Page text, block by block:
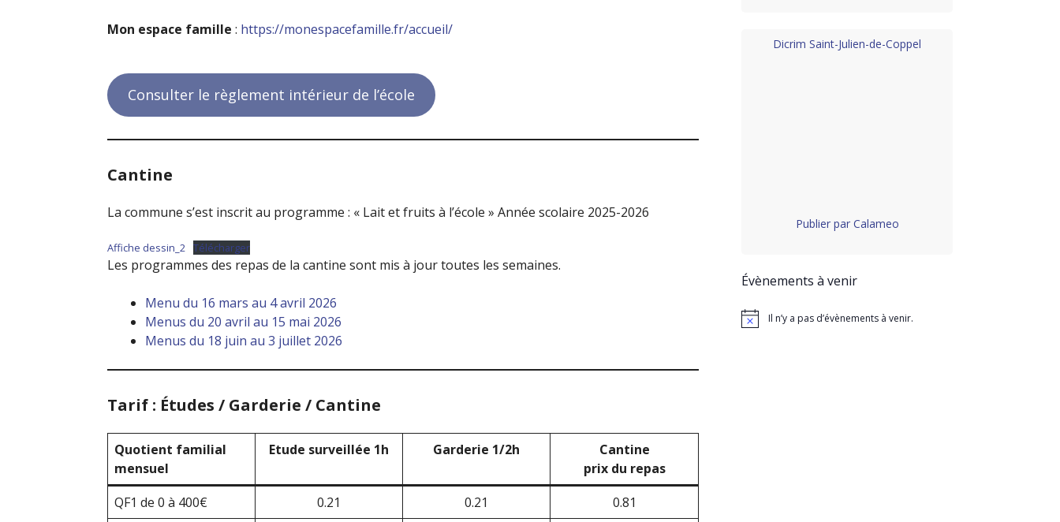
Mon espace famille : https://monespacefamille.fr/accueil/
Consulter le règlement intérieur de l’école
Cantine
La commune s’est inscrit au programme : « Lait et fruits à l’école » Année scolaire 2025-2026
Affiche dessin_2 Télécharger
Les programmes des repas de la cantine sont mis à jour toutes les semaines.
Menu du 16 mars au 4 avril 2026
Menus du 20 avril au 15 mai 2026
Menus du 18 juin au 3 juillet 2026
Tarif : Études / Garderie / Cantine
Quotient familial
mensuel
Etude surveillée 1h Garderie 1/2h
Cantine
prix du repas
QF1 de 0 à 400€
0.21 0.21
0.81
Dicrim Saint-Julien-de-Coppel
Publier par Calameo
Évènements à venir
NoticeIl n’y a pas d’évènements à venir.